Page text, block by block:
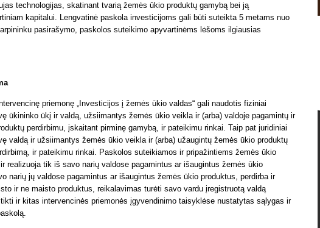
technologijas, skatinant tvarią žemės ūkio produktų gamybą bei ją
kapitalui. Lengvatinė paskola investicijoms gali būti suteikta 5 metams nuo
pasirašymo, paskolos suteikimo apyvartinėms lėšoms ilgiausias
priemonę „Investicijos į žemės ūkio valdas“ gali naudotis fiziniai
ūkininko ūkį ir valdą, užsiimantys žemės ūkio veikla ir (arba) valdoje pagamintų ir
perdirbimu, įskaitant pirminę gamybą, ir pateikimu rinkai. Taip pat juridiniai
valdą ir užsiimantys žemės ūkio veikla ir (arba) užaugintų žemės ūkio produktų
ir pateikimu rinkai. Paskolos suteikiamos ir pripažintiems žemės ūkio
realizuoja tik iš savo narių valdose pagamintus ar išaugintus žemės ūkio
narių jų valdose pagamintus ar išaugintus žemės ūkio produktus, perdirba ir
ir ne maisto produktus, reikalavimas turėti savo vardu įregistruotą valdą
ir kitas intervencinės priemonės įgyvendinimo taisyklėse nustatytas sąlygas ir